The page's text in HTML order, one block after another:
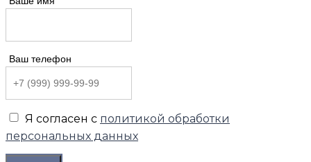
Ваш телефон
Я согласен с политикой обработки
персональных данных